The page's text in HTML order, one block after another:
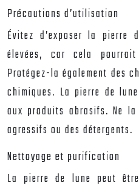
Précautions d’utilisation
Évitez d’exposer la pierre
élevées, car cela
Protégez-la également des
chimiques. La pierre de
aux produits abrasifs. Ne
agressifs ou des détergents.
Nettoyage et purification
La pierre de lune peut